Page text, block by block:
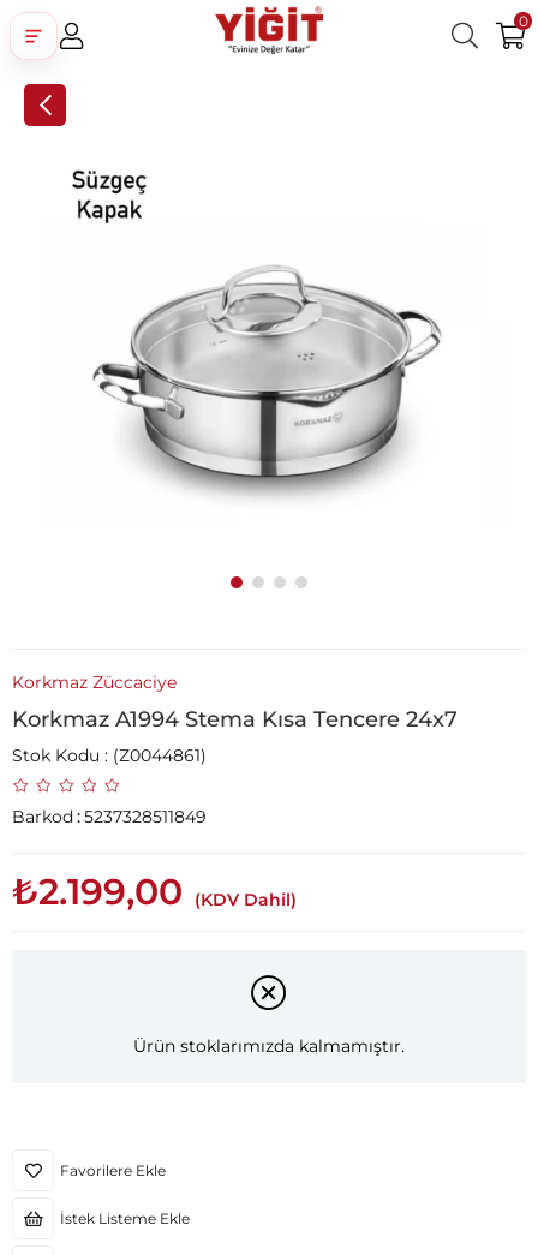
0
Korkmaz Züccaciye
Korkmaz A1994 Stema Kısa Tencere 24x7
Stok Kodu (Z0044861)
Barkod:5237328511849
₺2.199,00 (KDV Dahil)
Ürün stoklarımızda kalmamıştır.
Favorilere Ekle
İstek Listeme Ekle